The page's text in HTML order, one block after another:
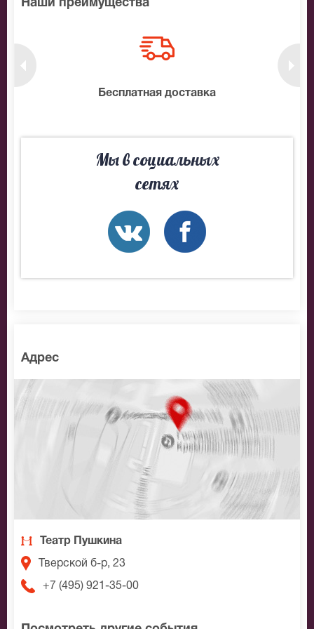
Наши преимущества
Бесплатная доставка
Мы в социальных
сетях
Адрес
Театр Пушкина
Тверской б-р, 23
+7 (495) 921-35-00